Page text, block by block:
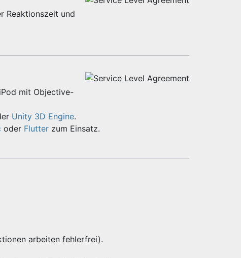
Reaktionszeit und
mit Objective-
Unity 3D Engine.
oder Flutter zum Einsatz.
arbeiten fehlerfrei).